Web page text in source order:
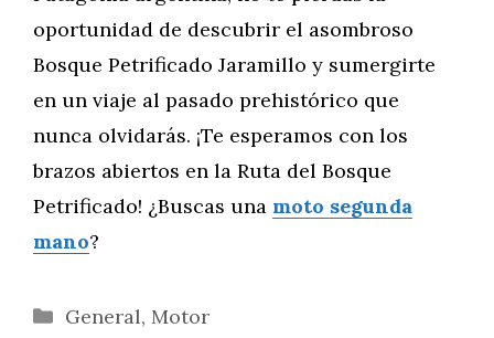
oportunidad de descubrir el asombroso
Bosque Petrificado Jaramillo y sumergirte
en un viaje al pasado prehistórico que
nunca olvidarás. ¡Te esperamos con los
brazos abiertos en la Ruta del Bosque
Petrificado! ¿Buscas una moto segunda
mano?
Categorías
General, Motor